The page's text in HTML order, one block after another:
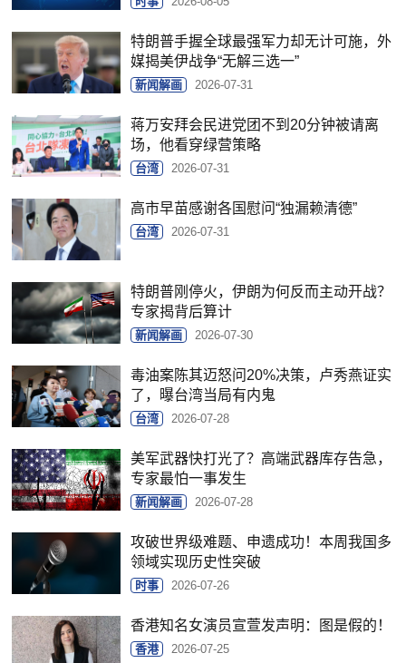
特朗普手握全球最强军力却无计可施，外
媒揭美伊战争“无解三选一”
新闻解画 2026-07-31
蒋万安拜会民进党团不到20分钟被请离
场，他看穿绿营策略
台湾 2026-07-31
高市早苗感谢各国慰问“独漏赖清德”
台湾 2026-07-31
特朗普刚停火，伊朗为何反而主动开战？
专家揭背后算计
新闻解画 2026-07-30
毒油案陈其迈怒问20%决策，卢秀燕证实
了，曝台湾当局有内鬼
台湾 2026-07-28
美军武器快打光了？高端武器库存告急，
专家最怕一事发生
新闻解画 2026-07-28
攻破世界级难题、申遗成功！本周我国多
领域实现历史性突破
时事 2026-07-26
香港知名女演员宣萱发声明：图是假的！
香港 2026-07-25